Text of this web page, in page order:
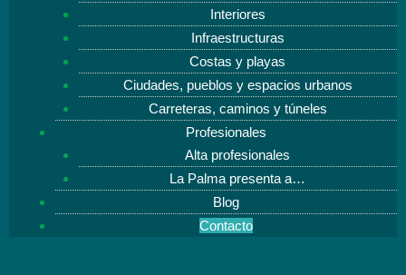
Interiores
Infraestructuras
Costas y playas
Ciudades, pueblos y espacios urbanos
Carreteras, caminos y túneles
Profesionales
Alta profesionales
La Palma presenta a…
Blog
Contacto